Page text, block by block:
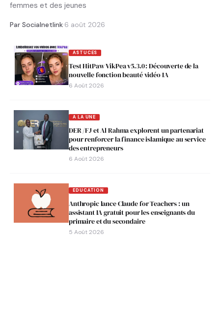
femmes et des jeunes
Par Socialnetlink·6 août 2026
ASTUCES
Test HitPaw VikPea v5.3.0 : Découverte de la
nouvelle fonction beauté vidéo IA
6 Août 2026
A LA UNE
DER /FJ et Al Rahma explorent un partenariat
pour renforcer la finance islamique au service
des entrepreneurs
6 Août 2026
EDUCATION
Anthropic lance Claude for Teachers : un
assistant IA gratuit pour les enseignants du
primaire et du secondaire
5 Août 2026